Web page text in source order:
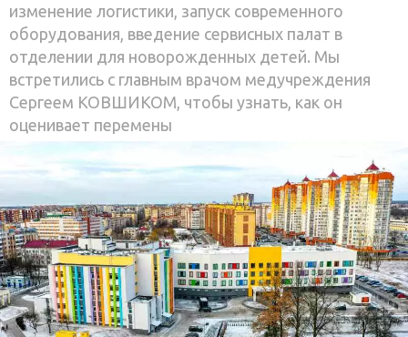
изменение логистики, запуск современного
оборудования, введение сервисных палат в
отделении для новорожденных детей. Мы
встретились с главным врачом медучреждения
Сергеем КОВШИКОМ, чтобы узнать, как он
оценивает перемены